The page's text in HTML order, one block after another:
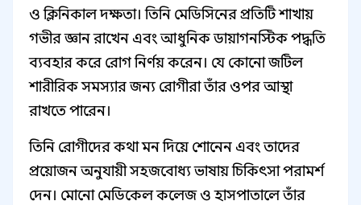
ও ক্লিনিকাল দক্ষতা। তিনি মেডিসিনের প্রতিটি শাখায়
গভীর জ্ঞান রাখেন এবং আধুনিক ডায়াগনস্টিক পদ্ধতি
ব্যবহার করে রোগ নির্ণয় করেন। যে কোনো জটিল
শারীরিক সমস্যার জন্য রোগীরা তাঁর ওপর আস্থা
রাখতে পারেন।
তিনি রোগীদের কথা মন দিয়ে শোনেন এবং তাদের
প্রয়োজন অনুযায়ী সহজবোধ্য ভাষায় চিকিৎসা পরামর্শ
দেন। মোনো মেডিকেল কলেজ ও হাসপাতালে তাঁর